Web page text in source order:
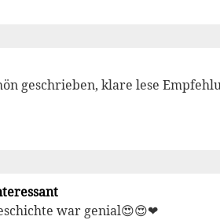
geschrieben, klare lese
war genial😍😍❤